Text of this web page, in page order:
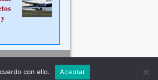
con ello. Aceptar